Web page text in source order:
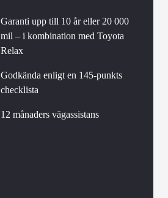
Vi har Sveriges mest nöjda
Garanti upp till 10 år eller 20 000
mil – i kombination med Toyota
Relax
Godkända enligt en 145-punkts
checklista
12 månaders vägassistans